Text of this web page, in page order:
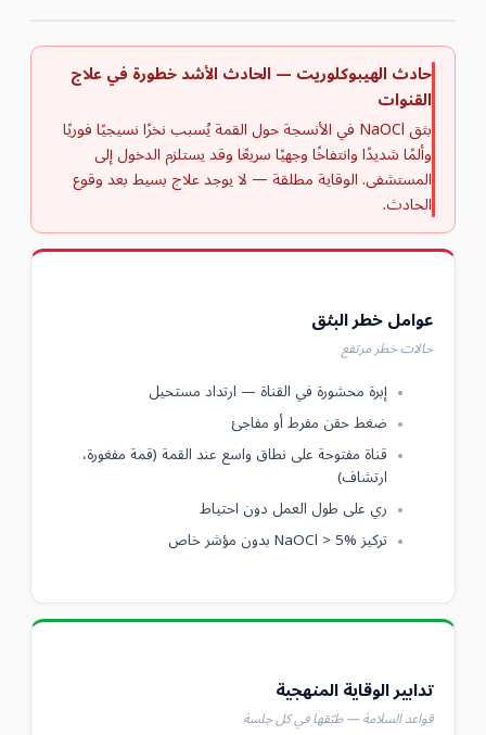
حادث الهيبوكلوريت — الحادث الأشد خطورة في علاج
القنوات
بثق NaOCl في الأنسجة حول القمة يُسبب نخرًا نسيجيًا فوريًا
وألمًا شديدًا وانتفاخًا وجهيًا سريعًا وقد يستلزم الدخول إلى
المستشفى. الوقاية مطلقة — لا يوجد علاج بسيط بعد وقوع
الحادث.
عوامل خطر البثق
حالات خطر مرتفع
إبرة محشورة في القناة — ارتداد مستحيل
ضغط حقن مفرط أو مفاجئ
قناة مفتوحة على نطاق واسع عند القمة (قمة مفغورة،
ارتشاف)
ري على طول العمل دون احتياط
تركيز NaOCl > 5% بدون مؤشر خاص
تدابير الوقاية المنهجية
قواعد السلامة — طبّقها في كل جلسة